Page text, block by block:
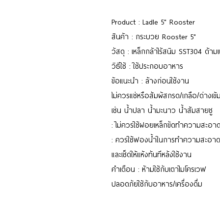
Product : Ladle 5" Rooster
สินค้า : กระบวย Rooster 5"
วัสดุ : เหล็กกล้าไร้สนิม SST304 ด้าม
วิธีใช้ : ใช้ประกอบอาหาร
ข้อแนะนำ : ล้างก่อนใช้งาน
ไม่ควรแช่หรือสัมผัสกรด/เกลือ/ด่างเข้
เช่น น้ำปลา น้ำมะนาว น้ำส้มสายชู
: ไม่ควรใช้ฝอยเหล็กขัดทำความสะอาด
: ควรใช้ฟองน้ำในการทำความสะอาด
และเช็ดให้แห้งทันทีหลังใช้งาน
คำเตือน : ห้ามใช้กับเตาไมโครเวฟ
ปลอดภัยใช้กับอาหาร/เครื่องดื่ม